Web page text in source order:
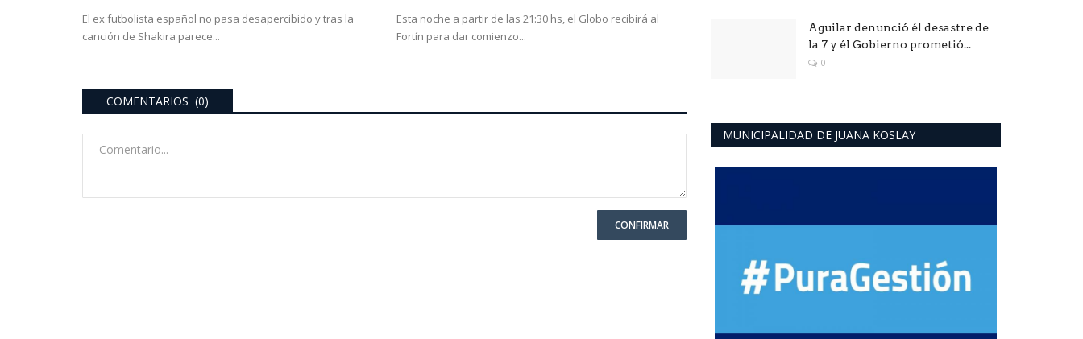
El ex futbolista español no pasa desapercibido y tras la
canción de Shakira parece...
Esta noche a partir de las 21:30 hs, el Globo recibirá al
Fortín para dar comienzo...
COMENTARIOS (0)
CONFIRMAR
Aguilar denunció él desastre de
la 7 y él Gobierno prometió...
0
MUNICIPALIDAD DE JUANA KOSLAY